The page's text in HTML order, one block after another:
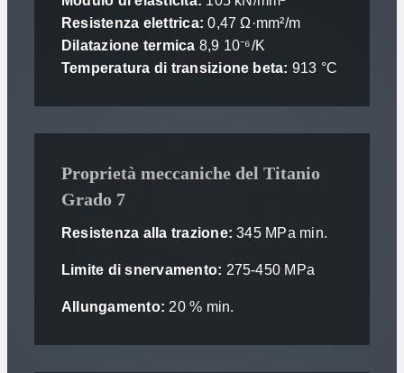
Resistenza elettrica: 0,47 Ω·mm²/m
Dilatazione termica 8,9 10⁻⁶/K
Temperatura di transizione beta: 913 °C
Proprietà meccaniche del Titanio
Grado 7
Resistenza alla trazione: 345 MPa min.
Limite di snervamento: 275-450 MPa
Allungamento: 20 % min.